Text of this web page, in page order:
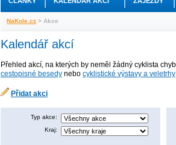
NaKole.cz > Akce
Kalendář akcí
Přehled akcí, na kterých by neměl žádný cyklista
cestopisné besedy nebo cyklistické výstavy a veletrhy
Přidat akci
Typ akce:
Kraj: